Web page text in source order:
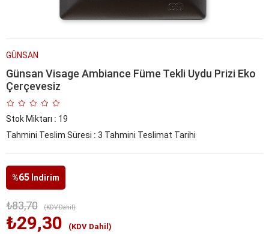
GÜNSAN
Günsan Visage Ambiance Füme Tekli Uydu Prizi Eko
Çerçevesiz
Stok Miktarı : 19
Tahmini Teslim Süresi : 3 Tahmini Teslimat Tarihi
%65 İndirim
₺83,70 (KDV Dahil)
₺29,30 (KDV Dahil)